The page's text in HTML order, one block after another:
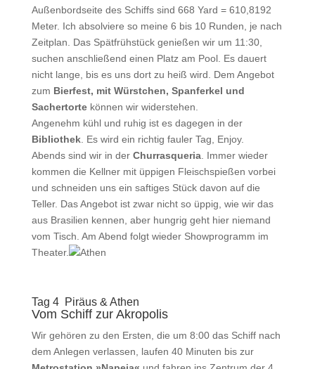
Außenbordseite des Schiffs sind 668 Yard = 610,8192
Meter. Ich absolviere so meine 6 bis 10 Runden, je nach
Zeitplan. Das Spätfrühstück genießen wir um 11:30,
suchen anschließend einen Platz am Pool. Es dauert
nicht lange, bis es uns dort zu heiß wird. Dem Angebot
zum Bierfest, mit Würstchen, Spanferkel und
Sachertortekönnen wir widerstehen.
Angenehm kühl und ruhig ist es dagegen in der
Bibliothek. Es wird ein richtig fauler Tag, Enjoy.
Abends sind wir in derChurrasqueria. Immer wieder
kommen die Kellner mit üppigen Fleischspießen vorbei
und schneiden uns ein saftiges Stück davon auf die
Teller. Das Angebot ist zwar nicht so üppig, wie wir das
aus Brasilien kennen, aber hungrig geht hier niemand
vom Tisch. Am Abend folgt wieder Showprogramm im
Theater.
Tag 4 Piräus & Athen
Vom Schiff zur Akropolis
Wir gehören zu den Ersten, die um 8:00 das Schiff nach
dem Anlegen verlassen, laufen 40 Minuten bis zur